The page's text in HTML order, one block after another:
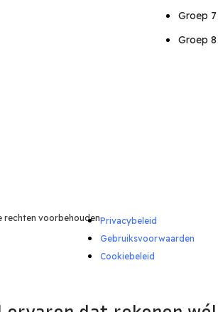
Groep 7
Groep 8
rechten voorbehoudenPrivacybeleid
Gebruiksvoorwaarden
Cookiebeleid